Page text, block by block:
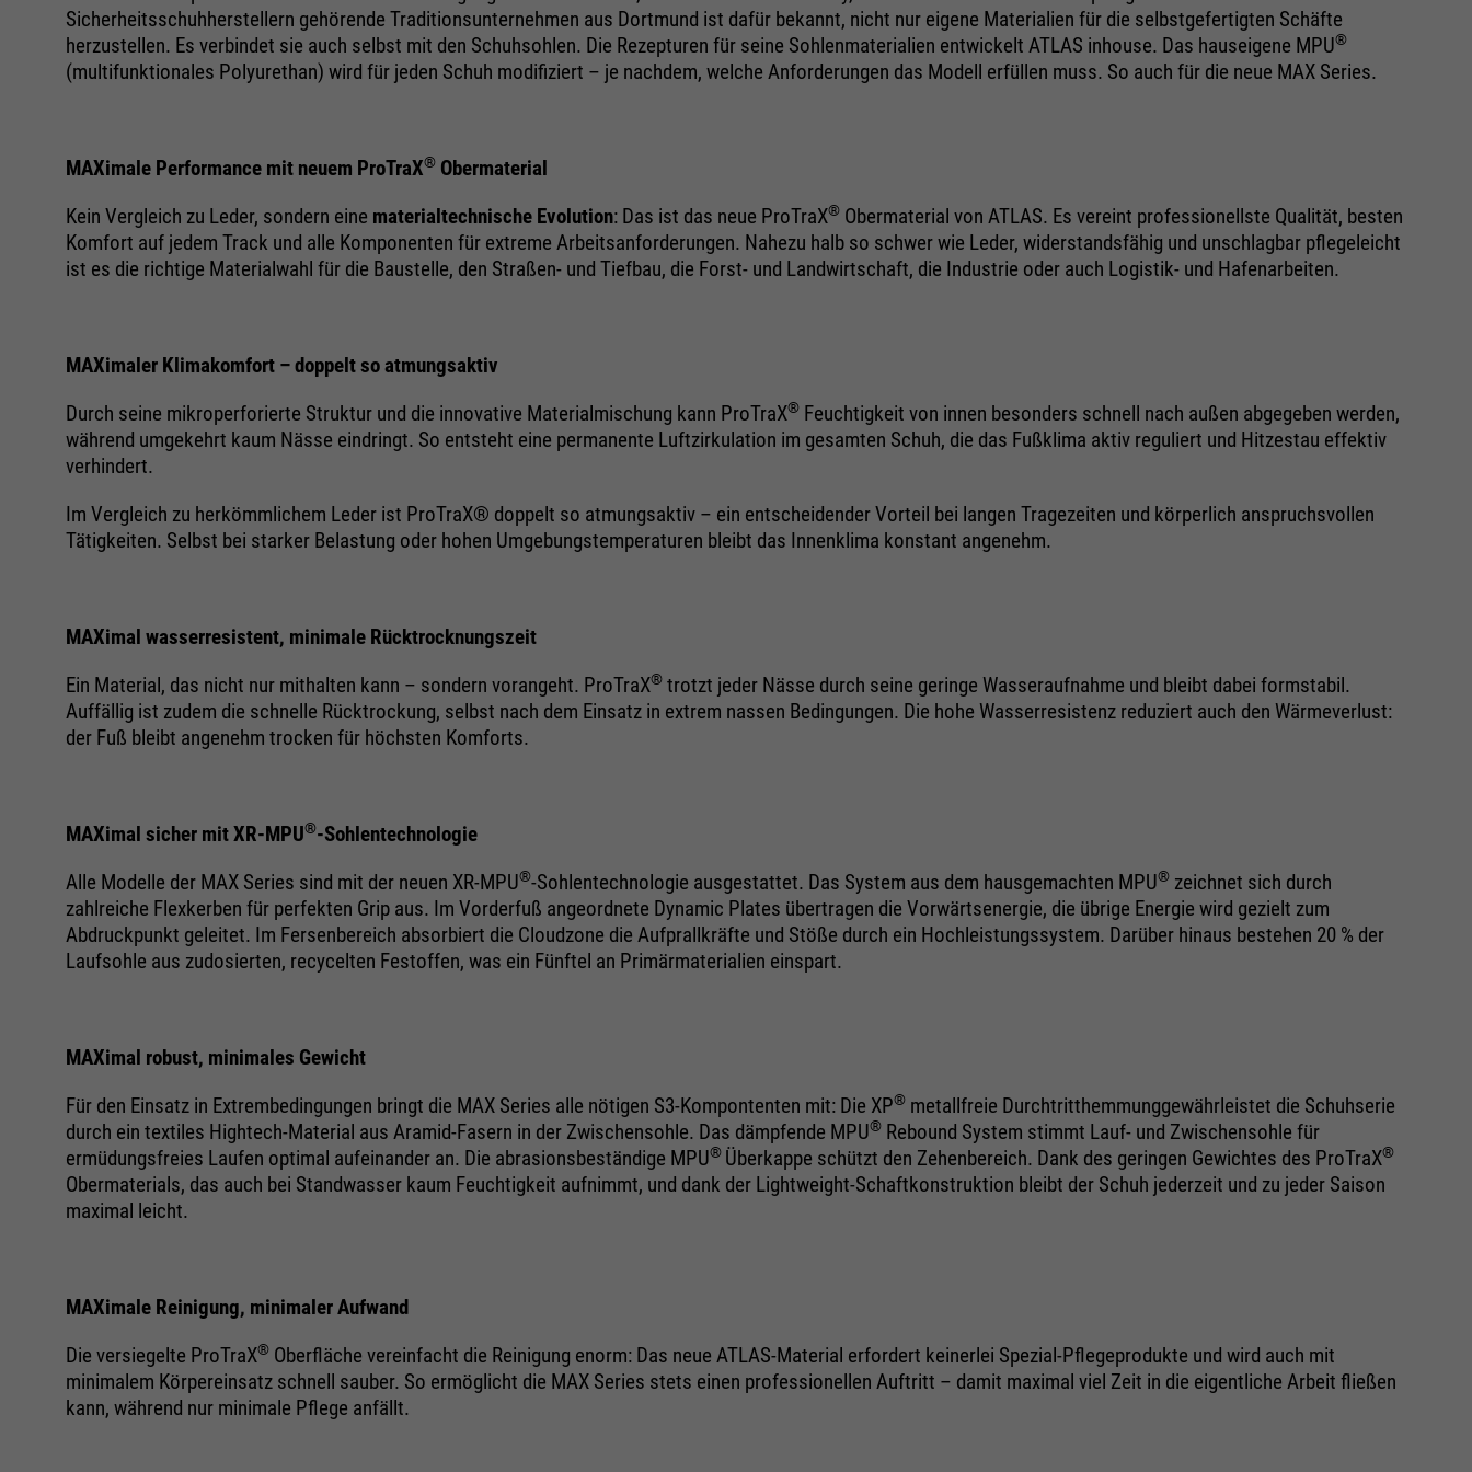
Zweck
Wird zur Begrenzung der Request-Rate
verwendet.
Laufzeit
24 Monate
Sicherheitsschuhherstellern gehörende Traditionsunternehmen aus Dortmund ist dafür bekannt, nicht nur eigene Materialien für die selbstgefertigten Schäfte
herzustellen. Es verbindet sie auch selbst mit den Schuhsohlen. Die Rezepturen für seine Sohlenmaterialien entwickelt ATLAS inhouse. Das hauseigene MPU®
(multifunktionales Polyurethan) wird für jeden Schuh modifiziert – je nachdem, welche Anforderungen das Modell erfüllen muss. So auch für die neue MAX Series.
MAXimale Performance mit neuem ProTraX® Obermaterial
Kein Vergleich zu Leder, sondern eine materialtechnische Evolution: Das ist das neue ProTraX® Obermaterial von ATLAS. Es vereint professionellste Qualität, besten
Komfort auf jedem Track und alle Komponenten für extreme Arbeitsanforderungen. Nahezu halb so schwer wie Leder, widerstandsfähig und unschlagbar pflegeleicht
ist es die richtige Materialwahl für die Baustelle, den Straßen- und Tiefbau, die Forst- und Landwirtschaft, die Industrie oder auch Logistik- und Hafenarbeiten.
MAXimaler Klimakomfort – doppelt so atmungsaktiv
Durch seine mikroperforierte Struktur und die innovative Materialmischung kann ProTraX® Feuchtigkeit von innen besonders schnell nach außen abgegeben werden,
während umgekehrt kaum Nässe eindringt. So entsteht eine permanente Luftzirkulation im gesamten Schuh, die das Fußklima aktiv reguliert und Hitzestau effektiv
verhindert.
Im Vergleich zu herkömmlichem Leder ist ProTraX® doppelt so atmungsaktiv – ein entscheidender Vorteil bei langen Tragezeiten und körperlich anspruchsvollen
Tätigkeiten. Selbst bei starker Belastung oder hohen Umgebungstemperaturen bleibt das Innenklima konstant angenehm.
MAXimal wasserresistent, minimale Rücktrocknungszeit
Ein Material, das nicht nur mithalten kann – sondern vorangeht. ProTraX® trotzt jeder Nässe durch seine geringe Wasseraufnahme und bleibt dabei formstabil.
Auffällig ist zudem die schnelle Rücktrockung, selbst nach dem Einsatz in extrem nassen Bedingungen. Die hohe Wasserresistenz reduziert auch den Wärmeverlust:
der Fuß bleibt angenehm trocken für höchsten Komforts.
MAXimal sicher mit XR-MPU®-Sohlentechnologie
Alle Modelle der MAX Series sind mit der neuen XR-MPU®-Sohlentechnologie ausgestattet. Das System aus dem hausgemachten MPU® zeichnet sich durch
zahlreiche Flexkerben für perfekten Grip aus. Im Vorderfuß angeordnete Dynamic Plates übertragen die Vorwärtsenergie, die übrige Energie wird gezielt zum
Abdruckpunkt geleitet. Im Fersenbereich absorbiert die Cloudzone die Aufprallkräfte und Stöße durch ein Hochleistungssystem. Darüber hinaus bestehen 20 % der
Laufsohle aus zudosierten, recycelten Festoffen, was ein Fünftel an Primärmaterialien einspart.
MAXimal robust, minimales Gewicht
Für den Einsatz in Extrembedingungen bringt die MAX Series alle nötigen S3-Kompontenten mit: Die XP® metallfreie Durchtritthemmunggewährleistet die Schuhserie
durch ein textiles Hightech-Material aus Aramid-Fasern in der Zwischensohle. Das dämpfende MPU® Rebound System stimmt Lauf- und Zwischensohle für
ermüdungsfreies Laufen optimal aufeinander an. Die abrasionsbeständige MPU® Überkappe schützt den Zehenbereich. Dank des geringen Gewichtes des ProTraX®
Obermaterials, das auch bei Standwasser kaum Feuchtigkeit aufnimmt, und dank der Lightweight-Schaftkonstruktion bleibt der Schuh jederzeit und zu jeder Saison
maximal leicht.
MAXimale Reinigung, minimaler Aufwand
Die versiegelte ProTraX® Oberfläche vereinfacht die Reinigung enorm: Das neue ATLAS-Material erfordert keinerlei Spezial-Pflegeprodukte und wird auch mit
minimalem Körpereinsatz schnell sauber. So ermöglicht die MAX Series stets einen professionellen Auftritt – damit maximal viel Zeit in die eigentliche Arbeit fließen
kann, während nur minimale Pflege anfällt.